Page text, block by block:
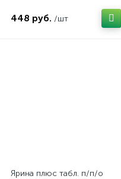
448 руб. /шт
Ярина плюс табл. п/п/о